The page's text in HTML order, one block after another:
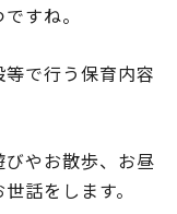
すね。
で行う保育内容
やお散歩、お昼
話をします。